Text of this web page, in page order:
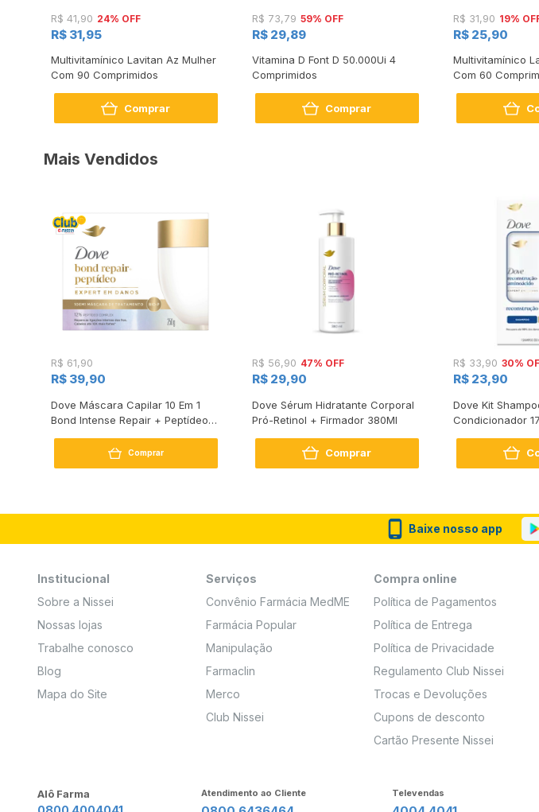
R$ 41,90 24% OFF
R$ 31,95
Multivitamínico Lavitan Az Mulher
Com 90 Comprimidos
Comprar
R$ 73,79 59% OFF
R$ 29,89
Vitamina D Font D 50.000Ui 4
Comprimidos
Comprar
R$ 31,90 19%
R$ 25,90
Multivitamínico
Com 60
Mais Vendidos
R$ 61,90
R$ 39,90
Dove Máscara Capilar 10 Em 1
Bond Intense Repair + Peptídeo
Comprar
R$ 56,90 47% OFF
R$ 29,90
Dove Sérum Hidratante Corporal
Pró-Retinol + Firmador 380Ml
Comprar
R$ 33,90 30%
R$ 23,90
Dove Kit
Condicionador
Baixe nosso app
Institucional
Sobre a Nissei
Nossas lojas
Trabalhe conosco
Blog
Mapa do Site
Serviços
Convênio Farmácia MedME
Farmácia Popular
Manipulação
Farmaclin
Merco
Club Nissei
Compra online
Política de Pagamentos
Política de Entrega
Política de Privacidade
Regulamento Club Nissei
Trocas e Devoluções
Cupons de desconto
Cartão Presente Nissei
Alô Farma Atendimento ao Cliente Televendas